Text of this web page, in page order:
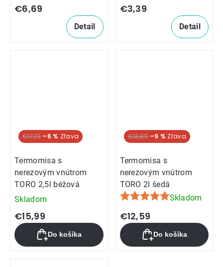
€6,69
Detail
€3,39
Detail
€17,19 –6 %
Termomisa s
nerezovým vnútrom
TORO 2,5l béžová
Skladom
€15,99
Do košíka
€13,89 –9 %
Termomisa s
nerezovým vnútrom
TORO 2l šedá
Priemerné
hodnotenie
produktu
je
5,0
Skladom
€12,59
Do košíka